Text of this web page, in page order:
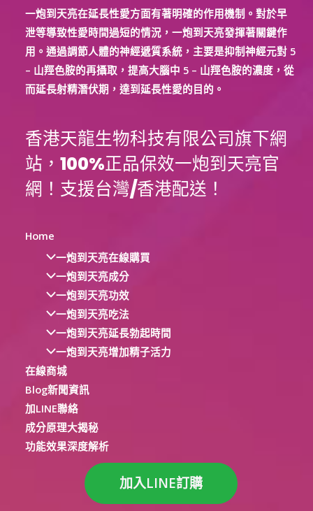
一炮到天亮在延長性愛方面有著明確的作用機制。對於早
泄等導致性愛時間過短的情況，一炮到天亮發揮著關鍵作
用。通過調節人體的神經遞質系統，主要是抑制神經元對 5
– 山羥色胺的再攝取，提高大腦中 5 – 山羥色胺的濃度，從
而延長射精潛伏期，達到延長性愛的目的。
香港天龍生物科技有限公司旗下網
站，100%正品保效一炮到天亮官
網！支援台灣/香港配送！
Home
一炮到天亮在線購買
一炮到天亮成分
一炮到天亮功效
一炮到天亮吃法
一炮到天亮延長勃起時間
一炮到天亮增加精子活力
在線商城
Blog新聞資訊
加LINE聯絡
成分原理大揭秘
功能效果深度解析
加入LINE訂購